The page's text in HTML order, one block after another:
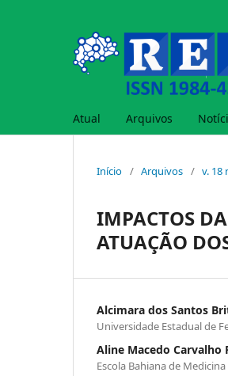
Atual Arquivos
Início / Arquivos / v. 18
IMPACTOS
ATUAÇÃO
Alcimara dos Santos
Universidade Estadual de
Aline Macedo Carvalho
Escola Bahiana de